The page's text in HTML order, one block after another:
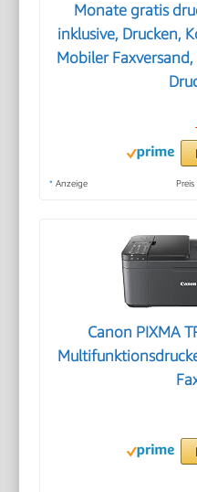
Monate gratis
inklusive, Drucken,
Mobiler
* Anzeige
Canon PIXMA